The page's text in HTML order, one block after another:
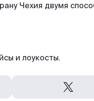
Чехия двумя
и лоукосты.